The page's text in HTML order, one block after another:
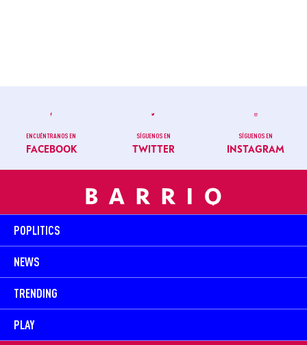
ENCUÉNTRANOS EN
FACEBOOK
SÍGUENOS EN
TWITTER
SÍGUENOS EN
INSTAGRAM
POPLITICS
NEWS
TRENDING
PLAY